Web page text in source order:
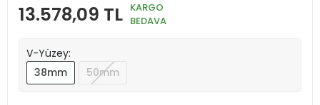
13.578,09 TL KARGO
BEDAVA
V-Yüzey:
38mm
50mm